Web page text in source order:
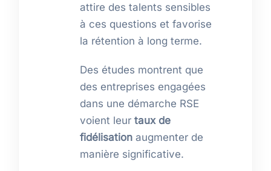
attire des talents sensibles
à ces questions et favorise
la rétention à long terme.
Des études montrent que
des entreprises engagées
dans une démarche RSE
voient leur taux de
fidélisationaugmenter de
manière significative.